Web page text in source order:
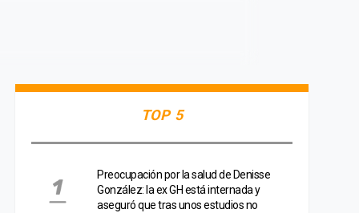
TOP 5
Preocupación por la salud de Denisse
González: la ex GH está internada y
aseguró que tras unos estudios no